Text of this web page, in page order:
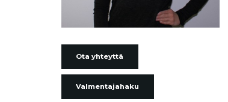
Ota yhteyttä
Valmentajahaku